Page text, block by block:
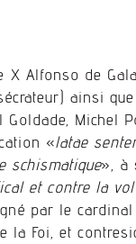
Alfonso de
ainsi
Goldade, Michel
«latae
schismatique», à
et contre la
par le
la Foi, et